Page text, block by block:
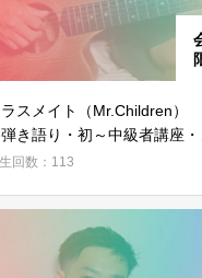
スメイト（Mr.Children）
弾き語り・初～中級者講座・A
コード・STEP 01】
回数：113
登録してください
登録